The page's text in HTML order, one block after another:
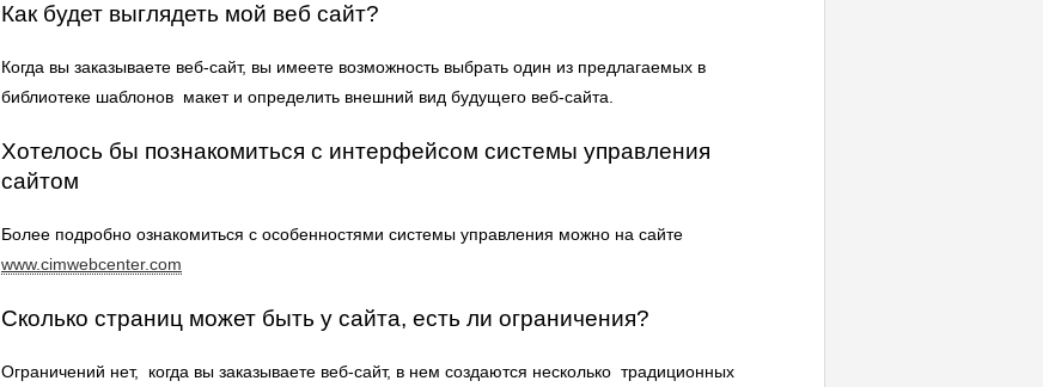
Как будет выглядеть мой веб сайт?
Когда вы заказываете веб-сайт, вы имеете возможность выбрать один из предлагаемых в
библиотеке шаблонов макет и определить внешний вид будущего веб-сайта.
Хотелось бы познакомиться с интерфейсом системы управления
сайтом
Более подробно ознакомиться с особенностями системы управления можно на сайте
www.cimwebcenter.com
Сколько страниц может быть у сайта, есть ли ограничения?
Ограничений нет, когда вы заказываете веб-сайт, в нем создаются несколько традиционных